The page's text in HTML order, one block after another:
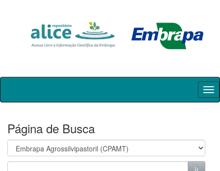
Skip
Página de Busca